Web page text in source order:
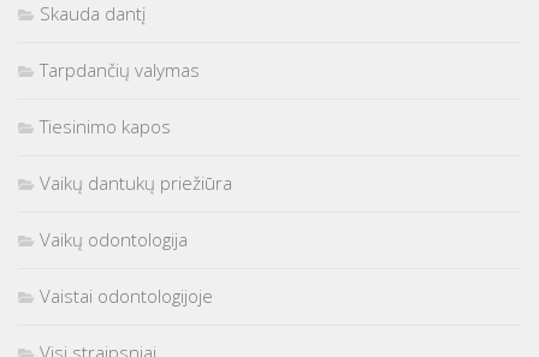
Skauda dantį
Tarpdančių valymas
Tiesinimo kapos
Vaikų dantukų priežiūra
Vaikų odontologija
Vaistai odontologijoje